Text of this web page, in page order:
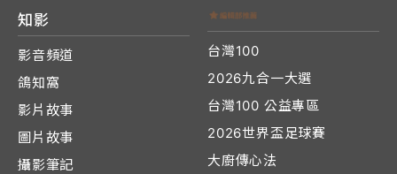
知影
影音頻道
鴿知窩
影片故事
圖片故事
攝影筆記
台灣100
2026九合一大選
台灣100 公益專區
2026世界盃足球賽
大廚傳心法